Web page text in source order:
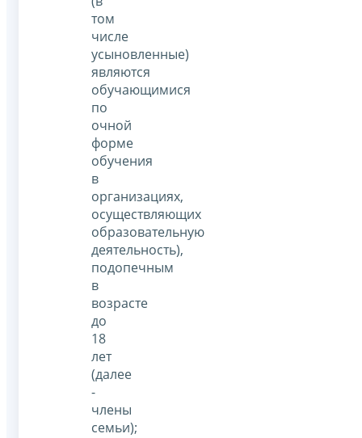
том
числе
усыновленные)
являются
обучающимися
по
очной
форме
обучения
в
организациях,
осуществляющих
образовательную
деятельность),
подопечным
в
возрасте
до
18
лет
(далее
-
члены
семьи);